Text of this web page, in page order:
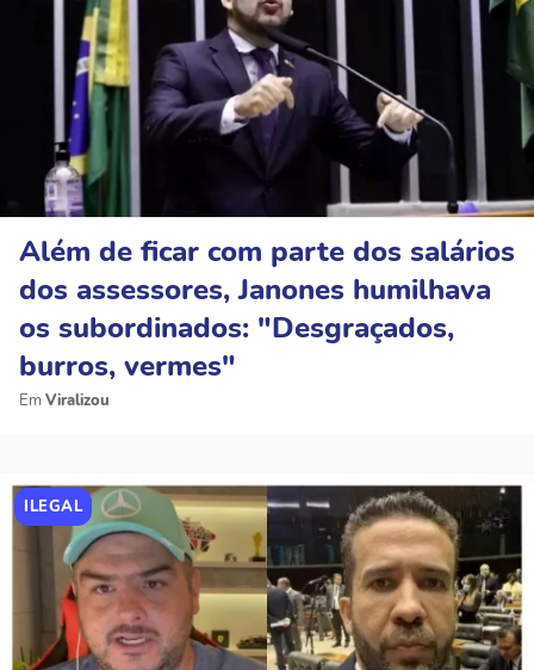
Além de ficar com parte dos salários
dos assessores, Janones humilhava
os subordinados: "Desgraçados,
burros, vermes"
Viralizou
ILEGAL